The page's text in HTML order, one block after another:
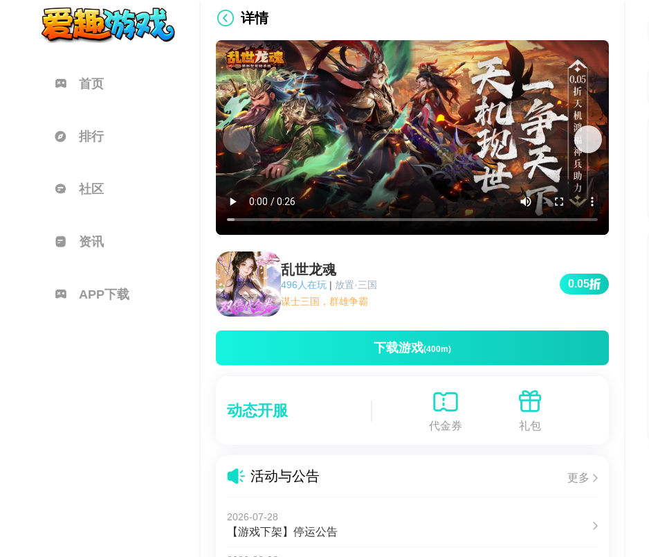
首页
排行
社区
资讯
APP下载
详情
乱世龙魂
496人在玩 | 放置·三国
谋士三国，群雄争霸
0.05
下载游戏(400m)
动态开服
代金券 礼包
活动与公告 更多
2026-07-28
【游戏下架】停运公告